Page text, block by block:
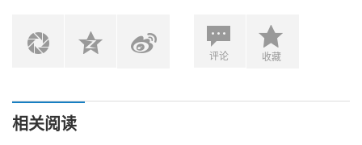
评论 收藏
相关阅读